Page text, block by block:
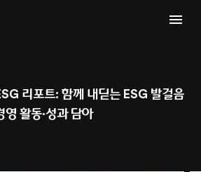
리포트: 함께 내딛는 ESG 발걸음
영 활동·성과 담아